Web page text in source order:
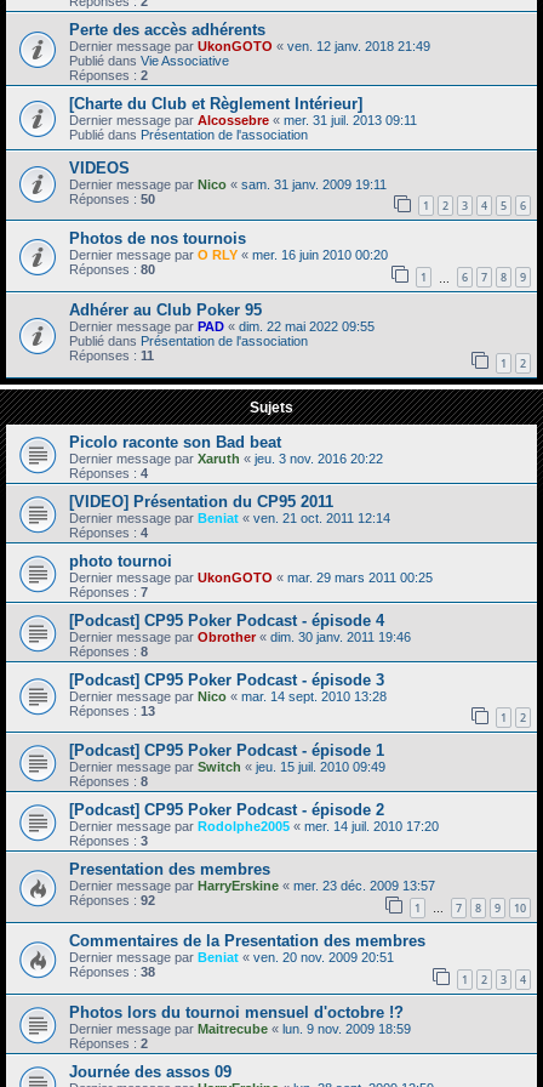
Perte des accès adhérents
Dernier message par UkonGOTO « ven. 12 janv. 2018 21:49
Publié dans Vie Associative
Réponses : 2
[Charte du Club et Règlement Intérieur]
Dernier message par Alcossebre « mer. 31 juil. 2013 09:11
Publié dans Présentation de l'association
VIDEOS
Dernier message par Nico « sam. 31 janv. 2009 19:11
Réponses : 50 1 2 3 4 5 6
Photos de nos tournois
Dernier message par O RLY « mer. 16 juin 2010 00:20
Réponses : 80 1 6 7 8 9
Adhérer au Club Poker 95
Dernier message par PAD « dim. 22 mai 2022 09:55
Publié dans Présentation de l'association
Réponses : 11 1 2
Sujets
Picolo raconte son Bad beat
Dernier message par Xaruth « jeu. 3 nov. 2016 20:22
Réponses : 4
[VIDEO] Présentation du CP95 2011
Dernier message par Beniat « ven. 21 oct. 2011 12:14
Réponses : 4
photo tournoi
Dernier message par UkonGOTO « mar. 29 mars 2011 00:25
Réponses : 7
[Podcast] CP95 Poker Podcast - épisode 4
Dernier message par Obrother « dim. 30 janv. 2011 19:46
Réponses : 8
[Podcast] CP95 Poker Podcast - épisode 3
Dernier message par Nico « mar. 14 sept. 2010 13:28
Réponses : 13 1 2
[Podcast] CP95 Poker Podcast - épisode 1
Dernier message par Switch « jeu. 15 juil. 2010 09:49
Réponses : 8
[Podcast] CP95 Poker Podcast - épisode 2
Dernier message par Rodolphe2005 « mer. 14 juil. 2010 17:20
Réponses : 3
Presentation des membres
Dernier message par HarryErskine « mer. 23 déc. 2009 13:57
Réponses : 92 1 … 7 8 9 10
Commentaires de la Presentation des membres
Dernier message par Beniat « ven. 20 nov. 2009 20:51
Réponses : 38 1 2 3 4
Photos lors du tournoi mensuel d'octobre !?
Dernier message par Maitrecube « lun. 9 nov. 2009 18:59
Réponses : 2
Journée des assos 09